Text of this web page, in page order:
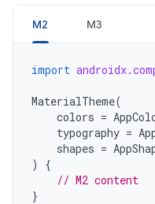
M2 M3
import
MaterialTheme(
colors =
typography =
shapes =
)
{
// M2 content
}